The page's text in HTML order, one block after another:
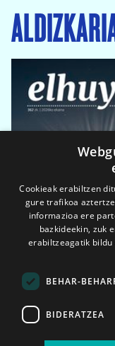
2026ko eka. 1a
Cookieak erabiltzen
gure trafikoa
informazioa ere
bazkideekin, zuk
erabiltzeagatik bildu
BEHAR-
BIDERATZEA